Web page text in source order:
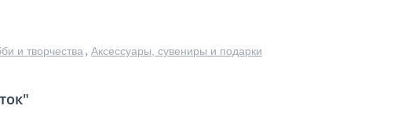
и творчества , Аксессуары, сувениры и подарки